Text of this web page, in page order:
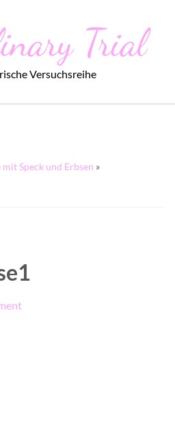
Trial
Versuchsreihe
Speck und Erbsen »